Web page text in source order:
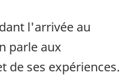
l'arrivée au
parle aux
de ses expériences.